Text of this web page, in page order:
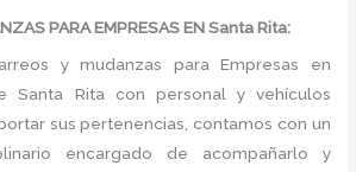
PARA EMPRESAS EN Santa Rita:
y mudanzas para Empresas en
Santa Rita con personal y vehículos
sus pertenencias, contamos con un
encargado de acompañarlo y